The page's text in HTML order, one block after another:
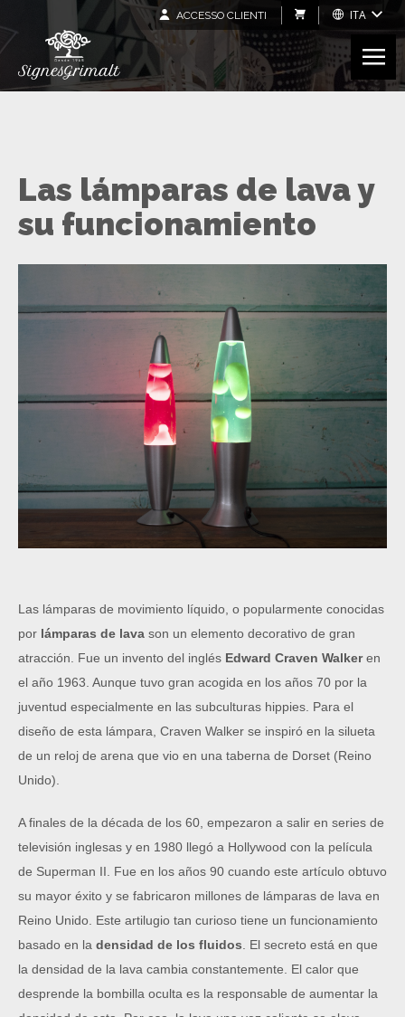
ACCESSO CLIENTI ITA
Las lámparas de lava y
su funcionamiento
Las lámparas de movimiento líquido, o popularmente conocidas
por lámparas de lava son un elemento decorativo de gran
atracción. Fue un invento del inglés Edward Craven Walker en
el año 1963. Aunque tuvo gran acogida en los años 70 por la
juventud especialmente en las subculturas hippies. Para el
diseño de esta lámpara, Craven Walker se inspiró en la silueta
de un reloj de arena que vio en una taberna de Dorset (Reino
Unido).
A finales de la década de los 60, empezaron a salir en series de
televisión inglesas y en 1980 llegó a Hollywood con la película
de Superman II. Fue en los años 90 cuando este artículo obtuvo
su mayor éxito y se fabricaron millones de lámparas de lava en
Reino Unido. Este artilugio tan curioso tiene un funcionamiento
basado en la densidad de los fluidos . El secreto está en que
la densidad de la lava cambia constantemente. El calor que
desprende la bombilla oculta es la responsable de aumentar la